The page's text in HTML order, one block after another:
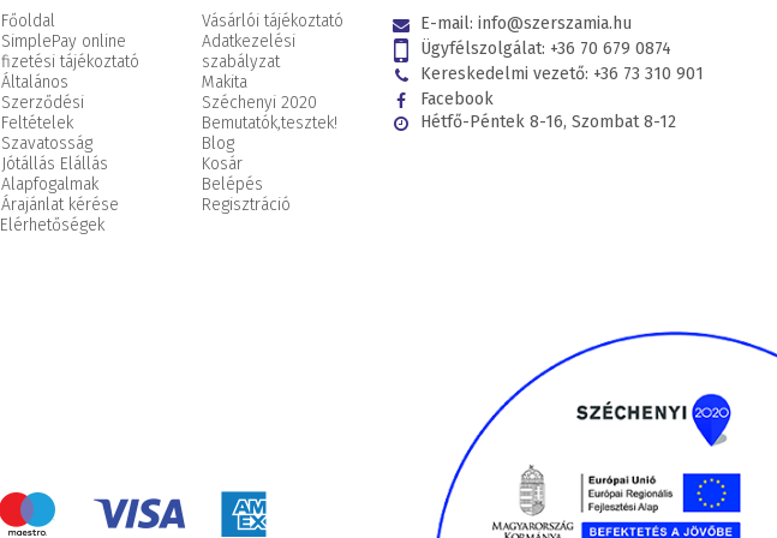
Főoldal
SimplePay online
fizetési tájékoztató
Általános
Szerződési
Feltételek
Szavatosság
Jótállás Elállás
Alapfogalmak
Árajánlat kérése
Elérhetőségek
Vásárlói tájékoztató
Adatkezelési
szabályzat
Makita
Széchenyi 2020
Bemutatók,tesztek!
Blog
Kosár
Belépés
Regisztráció
E-mail: info@szerszamia.hu
Ügyfélszolgálat: +36 70 679 0874
Kereskedelmi vezető: +36 73 310 901
Facebook
Hétfő-Péntek 8-16, Szombat 8-12